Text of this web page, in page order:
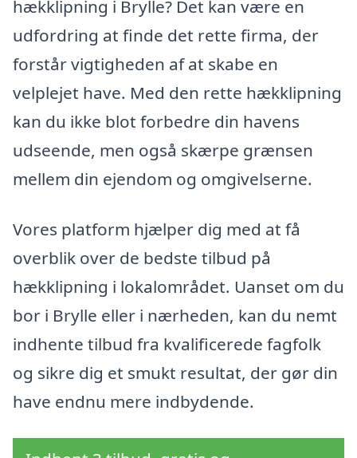
hækklipning i Brylle? Det kan være en
udfordring at finde det rette firma, der
forstår vigtigheden af at skabe en
velplejet have. Med den rette hækklipning
kan du ikke blot forbedre din havens
udseende, men også skærpe grænsen
mellem din ejendom og omgivelserne.
Vores platform hjælper dig med at få
overblik over de bedste tilbud på
hækklipning i lokalområdet. Uanset om du
bor i Brylle eller i nærheden, kan du nemt
indhente tilbud fra kvalificerede fagfolk
og sikre dig et smukt resultat, der gør din
have endnu mere indbydende.